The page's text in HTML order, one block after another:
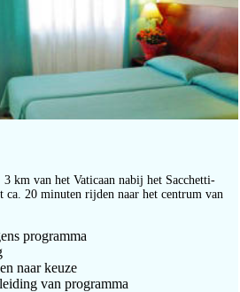
km van het Vaticaan nabij het Sacchetti-
ca. 20 minuten rijden naar het centrum van
programma
naar keuze
van programma